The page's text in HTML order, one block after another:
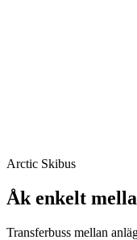
Arctic Skibus
Åk enkelt
Transferbuss mellan